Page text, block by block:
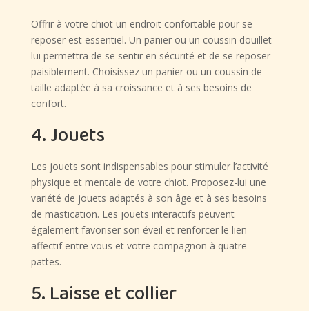
Offrir à votre chiot un endroit confortable pour se
reposer est essentiel. Un panier ou un coussin douillet
lui permettra de se sentir en sécurité et de se reposer
paisiblement. Choisissez un panier ou un coussin de
taille adaptée à sa croissance et à ses besoins de
confort.
4. Jouets
Les jouets sont indispensables pour stimuler l’activité
physique et mentale de votre chiot. Proposez-lui une
variété de jouets adaptés à son âge et à ses besoins
de mastication. Les jouets interactifs peuvent
également favoriser son éveil et renforcer le lien
affectif entre vous et votre compagnon à quatre
pattes.
5. Laisse et collier